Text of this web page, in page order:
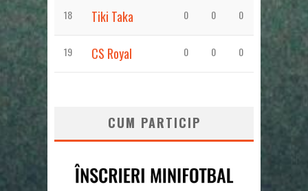
18 Tiki Taka 0 0 0
19 CS Royal 0 0 0
CUM PARTICIP